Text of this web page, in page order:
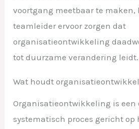
voortgang meetbaar te maken,
teamleider ervoor zorgen dat
organisatieontwikkeling
tot duurzame verandering leidt.
Wat houdt
Organisatieontwikkeling is een
systematisch proces gericht op